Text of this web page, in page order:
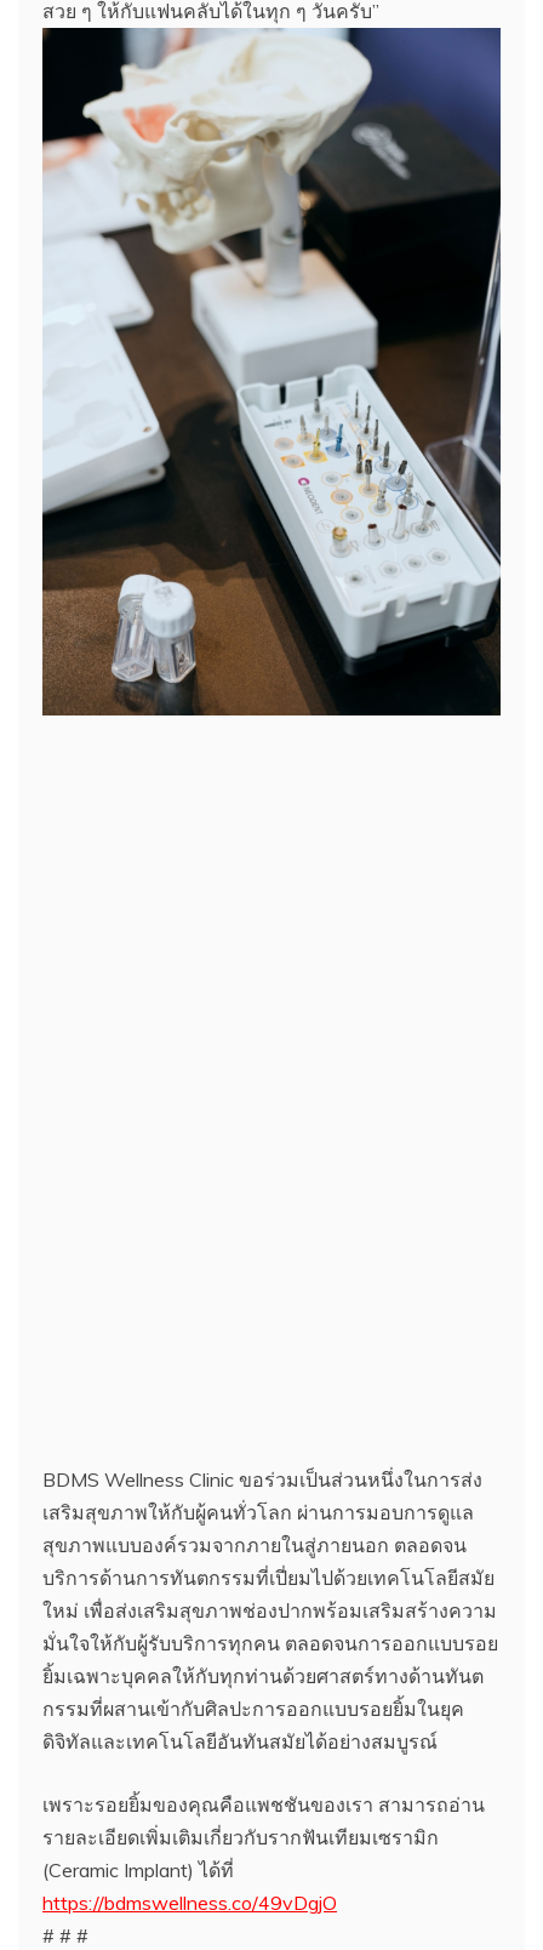
สวย ๆ ให้กับแฟนคลับได้ในทุก ๆ วันครับ”
BDMS Wellness Clinic ขอร่วมเป็นส่วนหนึ่งในการส่ง
เสริมสุขภาพให้กับผู้คนทั่วโลก ผ่านการมอบการดูแล
สุขภาพแบบองค์รวมจากภายในสู่ภายนอก ตลอดจน
บริการด้านการทันตกรรมที่เปี่ยมไปด้วยเทคโนโลยีสมัย
ใหม่ เพื่อส่งเสริมสุขภาพช่องปากพร้อมเสริมสร้างความ
มั่นใจให้กับผู้รับบริการทุกคน ตลอดจนการออกแบบรอย
ยิ้มเฉพาะบุคคลให้กับทุกท่านด้วยศาสตร์ทางด้านทันต
กรรมที่ผสานเข้ากับศิลปะการออกแบบรอยยิ้มในยุค
ดิจิทัลและเทคโนโลยีอันทันสมัยได้อย่างสมบูรณ์
เพราะรอยยิ้มของคุณคือแพชชันของเรา สามารถอ่าน
รายละเอียดเพิ่มเติมเกี่ยวกับรากฟันเทียมเซรามิก
(Ceramic Implant) ได้ที่
https://bdmswellness.co/49vDgjO
# # #